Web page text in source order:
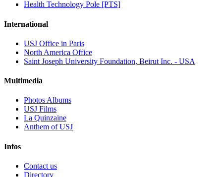
Health Technology Pole [PTS]
International
USJ Office in Paris
North America Office
Saint Joseph University Foundation, Beirut Inc. - USA
Multimedia
Photos Albums
USJ Films
La Quinzaine
Anthem of USJ
Infos
Contact us
Directory